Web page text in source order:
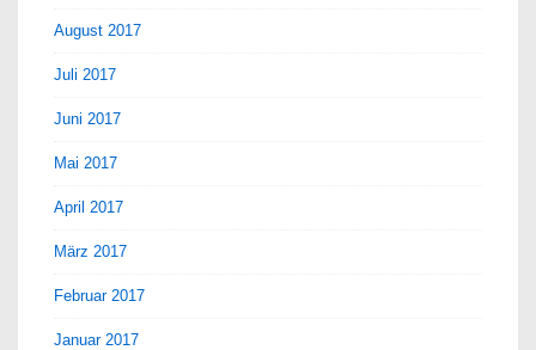
August 2017
Juli 2017
Juni 2017
Mai 2017
April 2017
März 2017
Februar 2017
Januar 2017